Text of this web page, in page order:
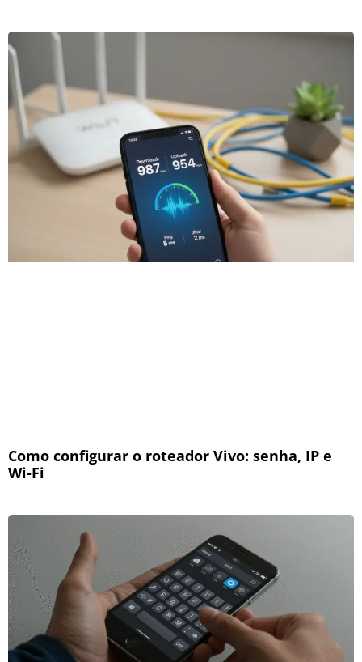
Como configurar o roteador Vivo: senha, IP e
Wi-Fi